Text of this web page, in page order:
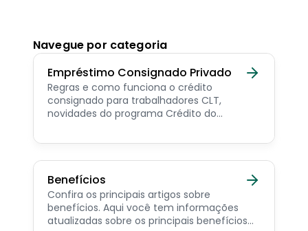
Navegue por categoria
Empréstimo Consignado Privado
Regras e como funciona o crédito
consignado para trabalhadores CLT,
novidades do programa Crédito do
consignado privado.
Benefícios
Confira os principais artigos sobre
benefícios. Aqui você tem informações
atualizadas sobre os principais benefícios